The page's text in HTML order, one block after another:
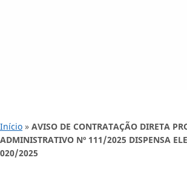
Início » AVISO DE CONTRATAÇÃO DIRETA
ADMINISTRATIVO Nº 111/2025 DISPENSA
020/2025